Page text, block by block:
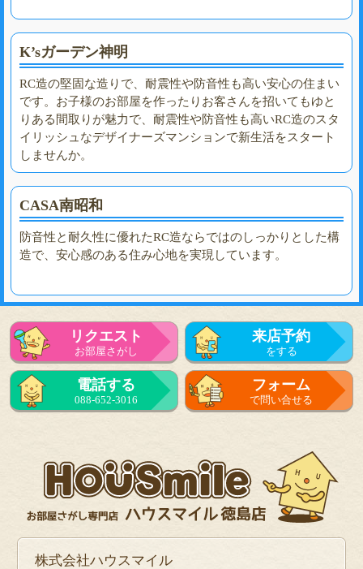
K’sガーデン神明
RC造の堅固な造りで、耐震性や防音性も高い安心の住まい
です。お子様のお部屋を作ったりお客さんを招いてもゆと
りある間取りが魅力で、耐震性や防音性も高いRC造のスタ
イリッシュなデザイナーズマンションで新生活をスタート
しませんか。
CASA南昭和
防音性と耐久性に優れたRC造ならではのしっかりとした構
造で、安心感のある住み心地を実現しています。
リクエスト
お部屋さがし
来店予約
をする
電話する
088-652-3016
フォーム
で問い合せる
株式会社ハウスマイル